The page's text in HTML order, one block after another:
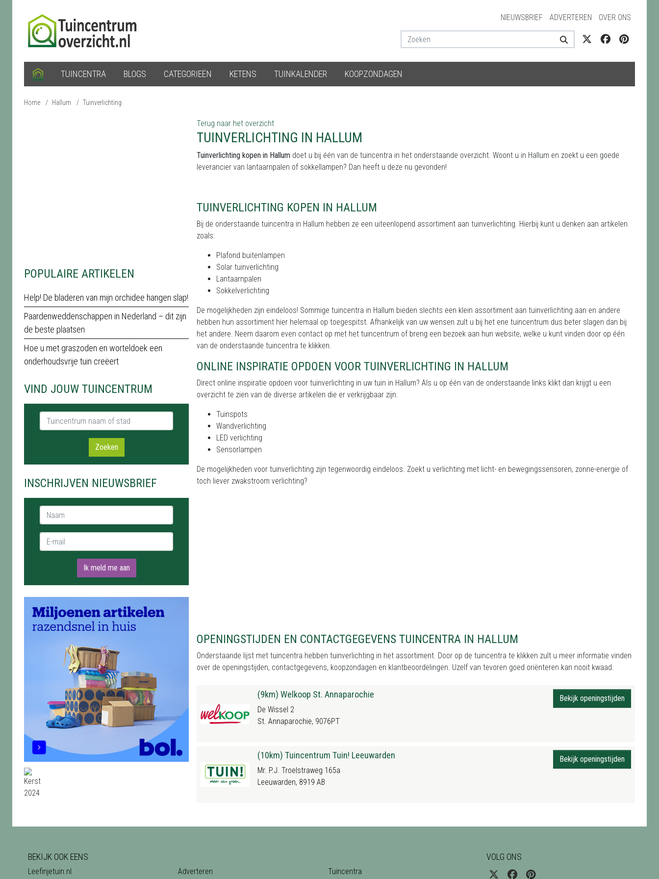
NIEUWSBRIEF ADVERTEREN OVER ONS
TUINCENTRA BLOGS CATEGORIEËN KETENS TUINKALENDER KOOPZONDAGEN
Home / Hallum / Tuinverlichting
POPULAIRE ARTIKELEN
Help! De bladeren van mijn orchidee hangen slap!
Paardenweddenschappen in Nederland – dit zijn
de beste plaatsen
Hoe u met graszoden en worteldoek een
onderhoudsvrije tuin creëert
VIND JOUW TUINCENTRUM
Tuincentrum naam of stad
Zoeken
INSCHRIJVEN NIEUWSBRIEF
Naam *
E-mail *
Ik meld me aan
Terug naar het overzicht
TUINVERLICHTING IN HALLUM
Tuinverlichting kopen in Hallum doet u bij één van de tuincentra in het onderstaande overzicht. Woont u in Hallum en zoekt u een goede
leverancier van lantaarnpalen of sokkellampen? Dan heeft u deze nu gevonden!
TUINVERLICHTING KOPEN IN HALLUM
Bij de onderstaande tuincentra in Hallum hebben ze een uiteenlopend assortiment aan tuinverlichting. Hierbij kunt u denken aan artikelen
zoals:
Plafond buitenlampen
Solar tuinverlichting
Lantaarnpalen
Sokkelverlichting
De mogelijkheden zijn eindeloos! Sommige tuincentra in Hallum bieden slechts een klein assortiment aan tuinverlichting aan en andere
hebben hun assortiment hier helemaal op toegespitst. Afhankelijk van uw wensen zult u bij het ene tuincentrum dus beter slagen dan bij
het andere. Neem daarom even contact op met het tuincentrum of breng een bezoek aan hun website, welke u kunt vinden door op één
van de onderstaande tuincentra te klikken.
ONLINE INSPIRATIE OPDOEN VOOR TUINVERLICHTING IN HALLUM
Direct online inspiratie opdoen voor tuinverlichting in uw tuin in Hallum? Als u op één van de onderstaande links klikt dan krijgt u een
overzicht te zien van de diverse artikelen die er verkrijgbaar zijn.
Tuinspots
Wandverlichting
LED verlichting
Sensorlampen
De mogelijkheden voor tuinverlichting zijn tegenwoordig eindeloos. Zoekt u verlichting met licht- en bewegingssensoren, zonne-energie of
toch liever zwakstroom verlichting?
OPENINGSTIJDEN EN CONTACTGEGEVENS TUINCENTRA IN HALLUM
Onderstaande lijst met tuincentra hebben tuinverlichting in het assortiment. Door op de tuincentra te klikken zult u meer informatie vinden
over de openingstijden, contactgegevens, koopzondagen en klantbeoordelingen. Uzelf van tevoren goed oriënteren kan nooit kwaad.
(9km) Welkoop St. Annaparochie
De Wissel 2
St. Annaparochie, 9076PT
Bekijk openingstijden
(10km) Tuincentrum Tuin! Leeuwarden
Mr. P.J. Troelstraweg 165a
Leeuwarden, 8919 AB
Bekijk openingstijden
BEKIJK OOK EENS
Leefinjetuin.nl Adverteren Tuincentra
VOLG ONS